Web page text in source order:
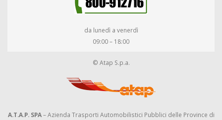
da lunedì a venerdì
09:00 – 18:00
© Atap S.p.a.
A.T.A.P. SPA– Azienda Trasporti Automobilistici Pubblici delle Province di